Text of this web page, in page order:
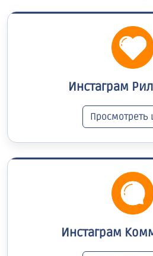
Инстаграм
Инстаграм